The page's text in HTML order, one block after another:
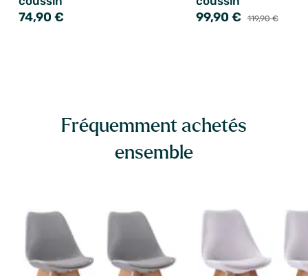
74,90 € 99,90 € 119,90 €
Fréquemment achetés
ensemble